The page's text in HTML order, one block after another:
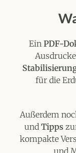
Ein PDF-
für die
Außerdem
und Tipps
kompakte
und